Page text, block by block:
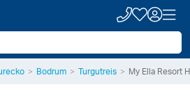
Bodrum Turgutreis My Ella Resort